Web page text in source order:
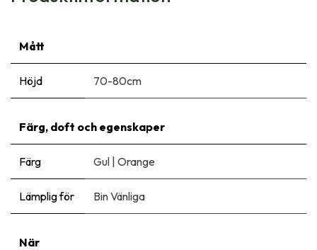
Mått
Höjd 70-80cm
Färg, doft och egenskaper
Färg Gul Orange
Lämplig för Bin Vänliga
När